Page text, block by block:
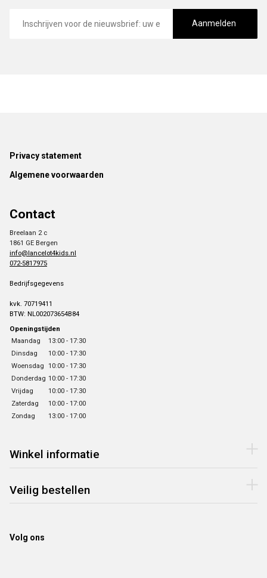
mailadres
Aanmelden
Footer
Privacy statement
Algemene voorwaarden
Contact
Breelaan 2 c
1861 GE Bergen
info@lancelot4kids.nl
072-5817975
Bedrijfsgegevens
kvk. 70719411
BTW: NL002073654B84
Openingstijden
Maandag
13:00 - 17:30
Dinsdag
10:00 - 17:30
Woensdag 10:00 - 17:30
Donderdag 10:00 - 17:30
Vrijdag
10:00 - 17:30
Zaterdag
10:00 - 17:00
Zondag
13:00 - 17:00
Winkel informatie
Veilig bestellen
Volg ons